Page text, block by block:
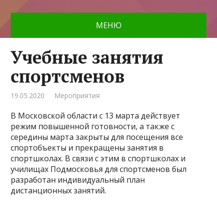
МЕНЮ
Учебные занятия
спортсменов
19.05.2020 Мероприятия
В Московской области с 13 марта действует
режим повышенной готовности, а также с
середины марта закрыты для посещения все
спортобъекты и прекращены занятия в
спортшколах. В связи с этим в спортшколах и
училищах Подмосковья для спортсменов был
разработан индивидуальный план
дистанционных занятий.